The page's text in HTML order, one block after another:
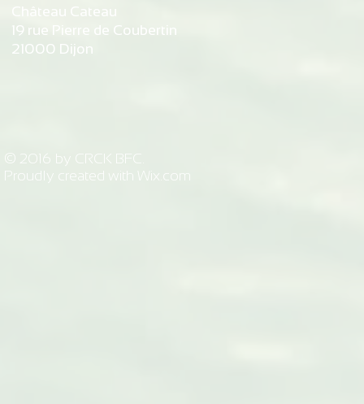
© 2016 by CRCK BFC.
Proudly created with Wix.com
Château Cateau
19 rue Pierre de Coubertin
21000 Dijon